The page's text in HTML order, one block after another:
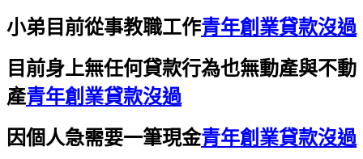
小弟目前從事教職工作青年創業貸款沒過
目前身上無任何貸款行為也無動產與不動
產青年創業貸款沒過
因個人急需要一筆現金青年創業貸款沒過